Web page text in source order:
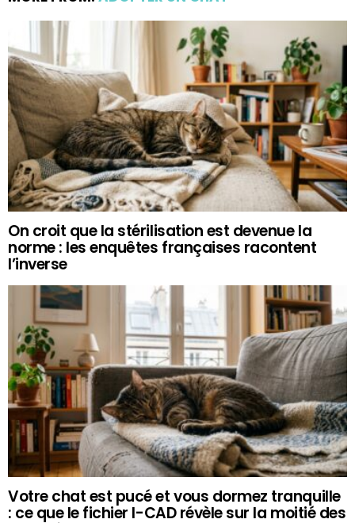
On croit que la stérilisation est devenue la
norme : les enquêtes françaises racontent
l’inverse
Votre chat est pucé et vous dormez tranquille
: ce que le fichier I-CAD révèle sur la moitié des